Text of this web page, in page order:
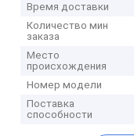
Время доставки
Количество мин
заказа
Место
происхождения
Номер модели
Поставка
способности